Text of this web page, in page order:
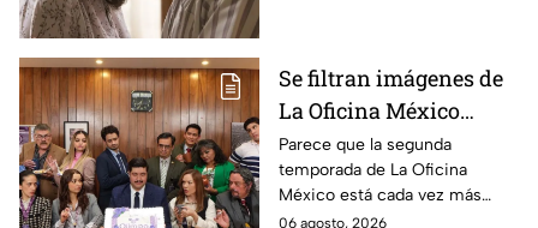
Se filtran imágenes de
La Oficina México
temporada 2 y un
detalle desata teorías
entre los fans
Parece que la segunda
temporada de La Oficina
México está cada vez más
cerca, pues el elenco ya se
06 agosto, 2026